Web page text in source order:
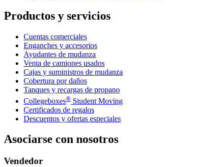
Productos y servicios
Cuentas comerciales
Enganches y accesorios
Ayudantes de mudanza
Venta de camiones usados
Cajas y suministros de mudanza
Cobertura por daños
Tanques y recargas de propano
Collegeboxes® Student Moving
Certificados de regalos
Descuentos y ofertas especiales
Asociarse con nosotros
Vendedor